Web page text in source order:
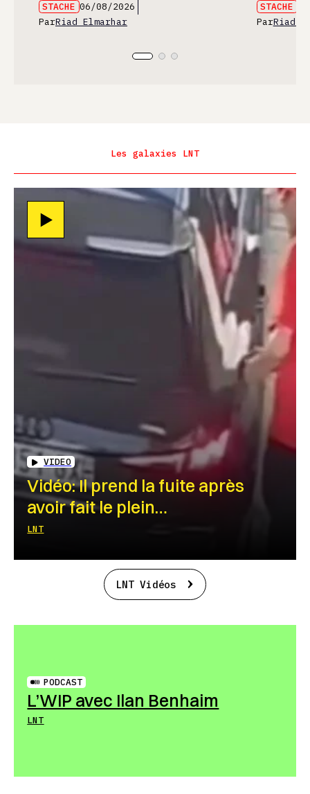
STACHE 06/08/2026
ParRiad Elmarhar
STACHE
ParRiad
Les galaxies LNT
VIDEO
Vidéo: Il prend la fuite après
avoir fait le plein…
LNT
LNT Vidéos
PODCAST
L’WIP avec Ilan Benhaim
LNT